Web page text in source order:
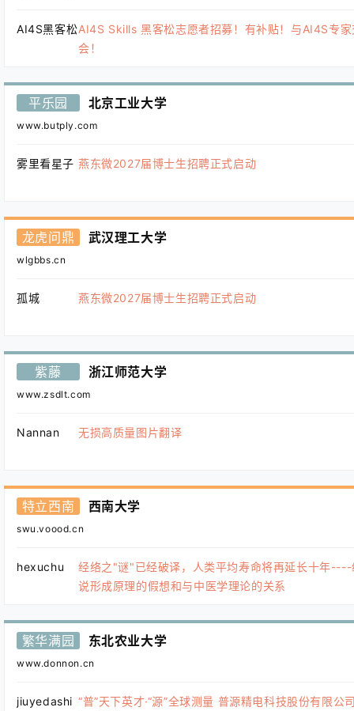
AI4S黑客松AI4S Skills 黑客松志愿者招募！有补贴！与AI4S专
会！
平乐园 北京工业大学
www.butply.com
雾里看星子 燕东微2027届博士生招聘正式启动
龙虎问鼎 武汉理工大学
wlgbbs.cn
孤城 燕东微2027届博士生招聘正式启动
紫藤 浙江师范大学
www.zsdlt.com
Nannan 无损高质量图片翻译
特立西南 西南大学
swu.voood.cn
hexuchu
经络之"谜"已经破译，人类平均寿命将再延长十年----
说形成原理的假想和与中医学理论的关系
繁华满园 东北农业大学
www.donnon.cn
jiuyedashi “普”天下英才·“源”全球测量 普源精电科技股份有限公